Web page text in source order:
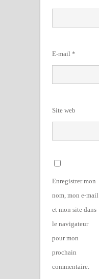
E-mail *
Site web
Enregistrer mon
nom, mon e-mail
et mon site dans
le navigateur
pour mon
prochain
commentaire.